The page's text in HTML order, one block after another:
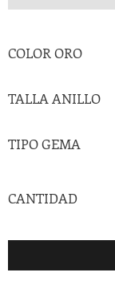
COLOR ORO
TALLA ANILLO
TIPO GEMA
CANTIDAD